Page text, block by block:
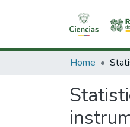
Home